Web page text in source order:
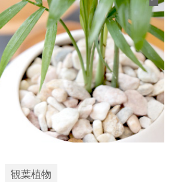
観葉植物